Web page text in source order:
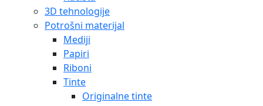
3D tehnologije
Potrošni materijal
Mediji
Papiri
Riboni
Tinte
Originalne tinte